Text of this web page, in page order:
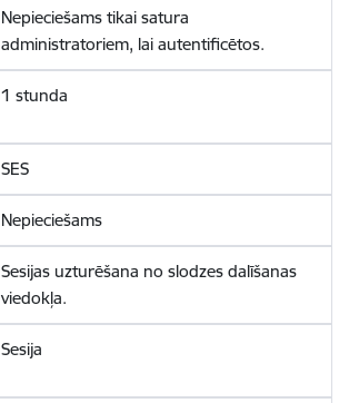
Nepieciešams tikai satura
administratoriem, lai autentificētos.
1 stunda
SES
Nepieciešams
Sesijas uzturēšana no slodzes dalīšanas
viedokļa.
Sesija